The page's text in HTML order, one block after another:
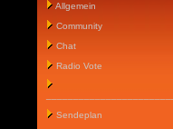
Allgemein
Community
Chat
Radio Vote
Sendeplan